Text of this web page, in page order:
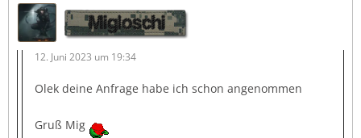
Migloschi
12. Juni 2023 um 19:34
Olek deine Anfrage habe ich schon angenommen
Gruß Mig